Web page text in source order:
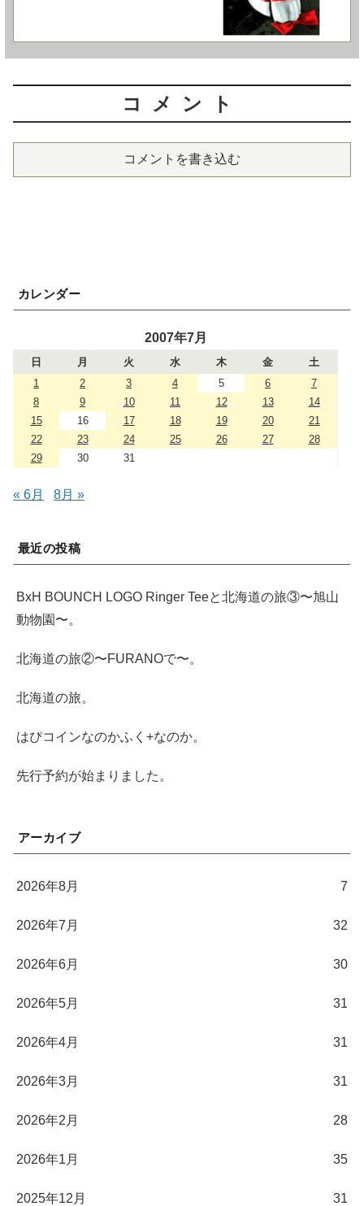
コメント
コメントを書き込む
カレンダー
2007年7月
日 月 火 水 木 金
土
1
2 3 4 5 6
7
8
9 10 11 12 13
14
15
16 17 18 19 20
21
22
23 24 25 26 27
28
29
30 31
« 6月 8月 »
最近の投稿
BxH BOUNCH LOGO Ringer Teeと北海道の旅③〜旭山
動物園〜。
北海道の旅②〜FURANOで〜。
北海道の旅。
はぴコインなのかふく+なのか。
先行予約が始まりました。
アーカイブ
2026年8月 7
2026年7月 32
2026年6月 30
2026年5月 31
2026年4月 31
2026年3月 31
2026年2月 28
2026年1月 35
2025年12月 31